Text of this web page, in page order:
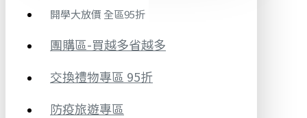
開學大放價 全區95折
團購區-買越多省越多
交換禮物專區 95折
防疫旅遊專區